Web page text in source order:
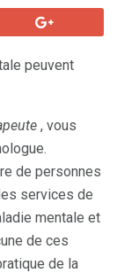
peuvent
, vous
de personnes
services de
mentale et
de ces
de la